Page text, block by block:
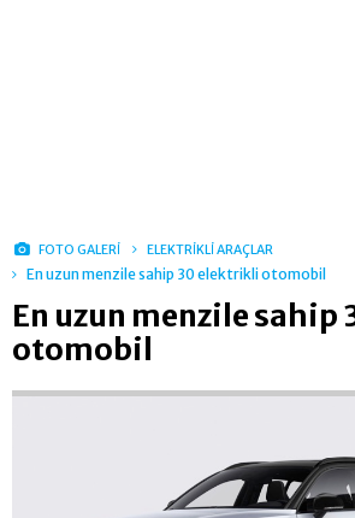
FOTO GALERİ ELEKTRİKLİ ARAÇLAR
En uzun menzile sahip 30 elektrikli otomobil
En uzun menzile
otomobil